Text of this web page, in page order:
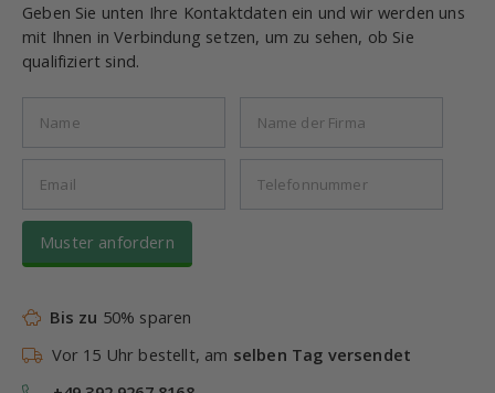
Geben Sie unten Ihre Kontaktdaten ein und wir werden uns
mit Ihnen in Verbindung setzen, um zu sehen, ob Sie
qualifiziert sind.
Muster anfordern
Bis zu 50% sparen
Vor 15 Uhr bestellt, am selben Tag versendet